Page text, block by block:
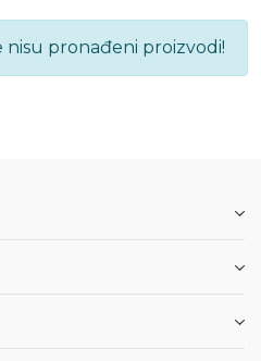
pronađeni proizvodi!